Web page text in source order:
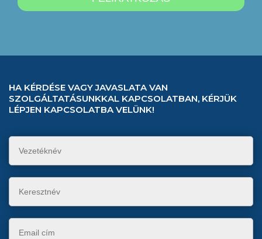
HA KÉRDÉSE VAGY JAVASLATA VAN
SZOLGÁLTATÁSUNKKAL KAPCSOLATBAN, KÉRJÜK
LÉPJEN KAPCSOLATBA VELÜNK!